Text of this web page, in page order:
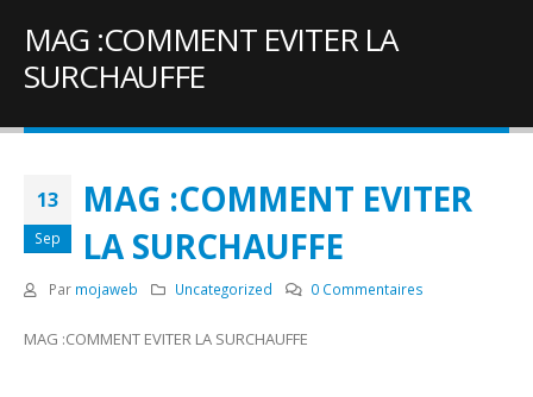
MAG :COMMENT EVITER LA
SURCHAUFFE
13
Sep
MAG :COMMENT EVITER
LA SURCHAUFFE
Par mojaweb Uncategorized 0 Commentaires
MAG :COMMENT EVITER LA SURCHAUFFE